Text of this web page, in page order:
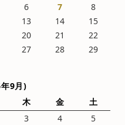
6 7
8
13 14
15
20 21
22
27 28
29
9月)
木 金
土
3 4
5